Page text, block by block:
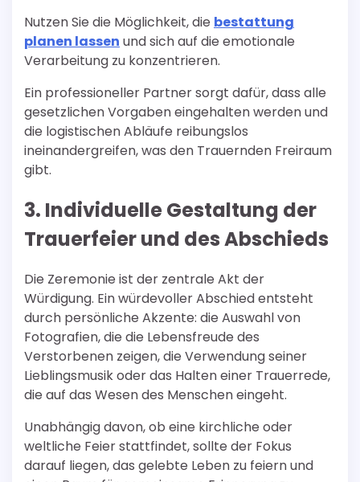
Nutzen Sie die Möglichkeit, die bestattung
planen lassen und sich auf die emotionale
Verarbeitung zu konzentrieren.
Ein professioneller Partner sorgt dafür, dass alle
gesetzlichen Vorgaben eingehalten werden und
die logistischen Abläufe reibungslos
ineinandergreifen, was den Trauernden Freiraum
gibt.
3. Individuelle Gestaltung der
Trauerfeier und des Abschieds
Die Zeremonie ist der zentrale Akt der
Würdigung. Ein würdevoller Abschied entsteht
durch persönliche Akzente: die Auswahl von
Fotografien, die die Lebensfreude des
Verstorbenen zeigen, die Verwendung seiner
Lieblingsmusik oder das Halten einer Trauerrede,
die auf das Wesen des Menschen eingeht.
Unabhängig davon, ob eine kirchliche oder
weltliche Feier stattfindet, sollte der Fokus
darauf liegen, das gelebte Leben zu feiern und